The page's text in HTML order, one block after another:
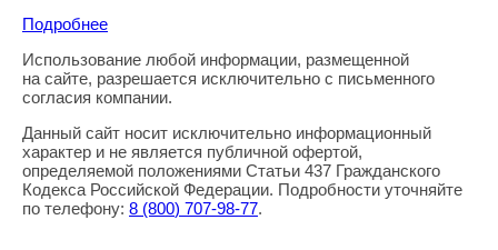
Подробнее
Правовая информация
Использование любой информации, размещенной
на сайте, разрешается исключительно с письменного
согласия компании.
Данный сайт носит исключительно информационный
характер и не является публичной офертой,
определяемой положениями Статьи 437 Гражданского
Кодекса Российской Федерации. Подробности уточняйте
по телефону: 8 (800) 707-98-77.